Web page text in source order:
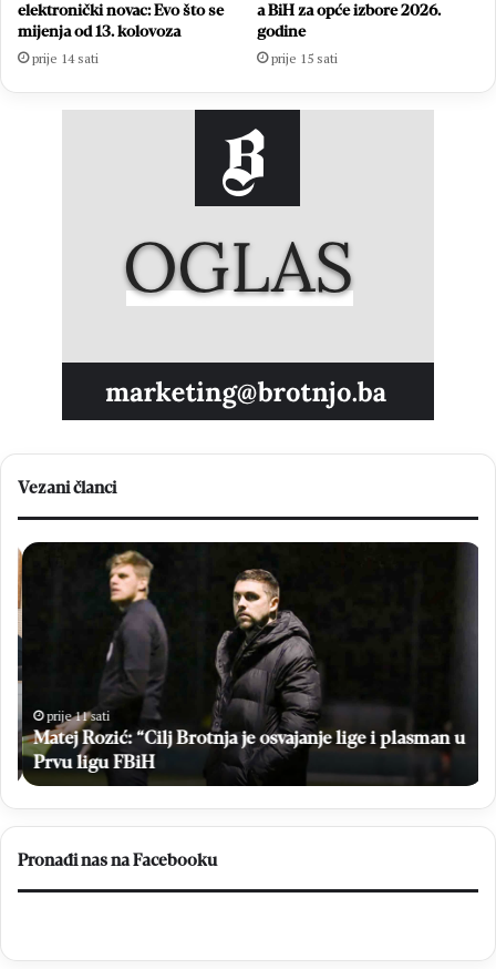
elektronički novac: Evo što se
mijenja od 13. kolovoza
prije 14 sati
a BiH za opće izbore 2026.
godine
prije 15 sati
Vezani članci
Matej
Rozić:
“Cilj
je
osvajanje
i
plasman
u
Prvu
ligu
FBiH
prije 11 sati
Matej Rozić: “Cilj Brotnja je osvajanje lige i plasman u
Prvu ligu FBiH
Pronađi nas na Facebooku